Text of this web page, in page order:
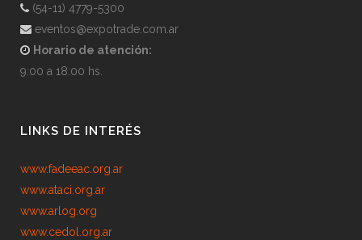
(54-11) 4779-5300
eventos@expotrade.com.ar
Horario de atención:
9:00 a 18:00 hs.
LINKS DE INTERÉS
www.fadeeac.org.ar
www.ataci.org.ar
www.arlog.org
www.cedol.org.ar